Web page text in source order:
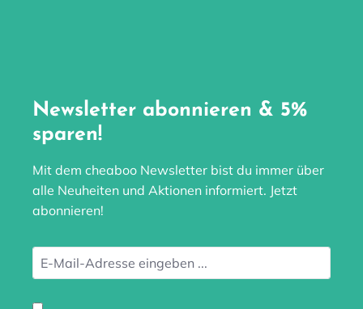
Newsletter abonnieren & 5%
sparen!
Mit dem cheaboo Newsletter bist du immer über
alle Neuheiten und Aktionen informiert. Jetzt
abonnieren!